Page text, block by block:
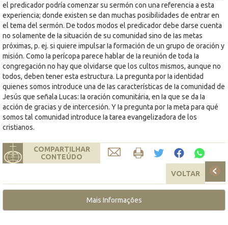
el predicador podría comenzar su sermón con una referencia a esta
experiencia; donde existen se dan muchas posibilidades de entrar en
el tema del sermón. De todos modos el predicador debe darse cuenta
no solamente de Ia situación de su comunidad sino de Ias metas
próximas, p. ej. si quiere impulsar Ia formación de un grupo de oración y
misión. Como Ia perícopa parece hablar de Ia reunión de toda Ia
congregación no hay que olvidarse que los cultos mismos, aunque no
todos, deben tener esta estructura. La pregunta por Ia identidad
quienes somos introduce una de Ias características de Ia comunidad de
Jesús que señala Lucas: Ia oración comunitária, en Ia que se da Ia
acción de gracias y de intercesión. Y Ia pregunta por Ia meta para qué
somos tal comunidad introduce Ia tarea evangelizadora de los
cristianos.
COMPARTILHAR
CONTEÚDO
VOLTAR
Mais Informações